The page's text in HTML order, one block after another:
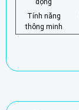
động
Tính năng
thông minh